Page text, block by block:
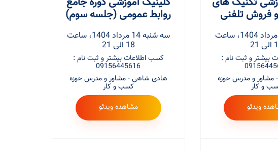
و فروش تلفنی
پنج شنبه 16 مرداد 1404، ساعت
بیشتر و ثبت نام :
و مدرس حوزه
و کار
ویدئو
روابط عمومی (جلسه سوم)
سه شنبه 14 مرداد 1404، ساعت
18 الی 21
کسب اطلاعات بیشتر و ثبت نام :
09156445616
هادی شاهی - مشاور و مدرس حوزه
کسب و کار
مشاهده ویدئو